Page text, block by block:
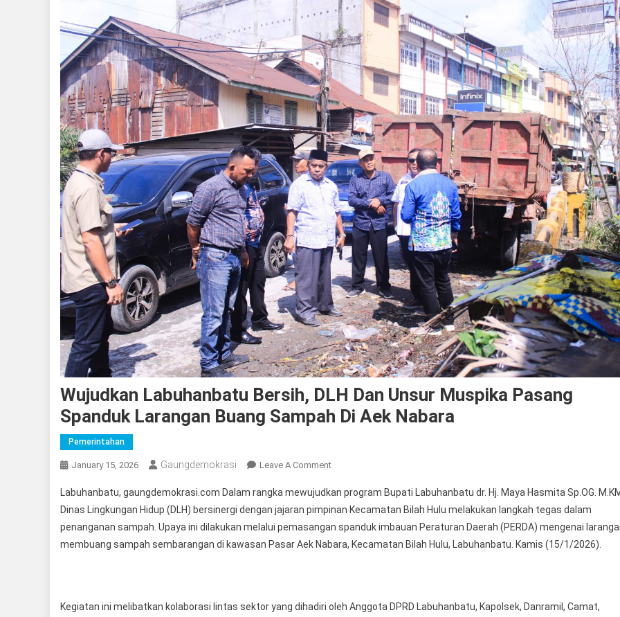
Wujudkan Labuhanbatu Bersih, DLH Dan Unsur Muspika Pasang
Spanduk Larangan Buang Sampah Di Aek Nabara
Pemerintahan
January 15, 2026 Gaungdemokrasi Leave A CommentOn
Labuhanbatu
Bersih,
DLH
Dan
Spanduk
Labuhanbatu, gaungdemokrasi.com Dalam rangka mewujudkan program Bupati Labuhanbatu dr. Hj. Maya Hasmita Sp.OG.
Dinas Lingkungan Hidup (DLH) bersinergi dengan jajaran pimpinan Kecamatan Bilah Hulu melakukan langkah tegas dalam
penanganan sampah. Upaya ini dilakukan melalui pemasangan spanduk imbauan Peraturan Daerah (PERDA) mengenai
membuang sampah sembarangan di kawasan Pasar Aek Nabara, Kecamatan Bilah Hulu, Labuhanbatu. Kamis (15/1/2026).
Kegiatan ini melibatkan kolaborasi lintas sektor yang dihadiri oleh Anggota DPRD Labuhanbatu, Kapolsek, Danramil, Camat,